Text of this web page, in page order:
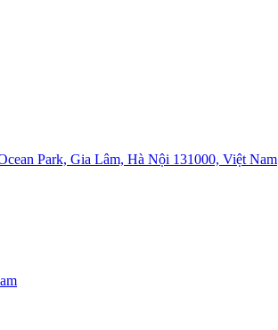
Park, Gia Lâm, Hà Nội 131000, Việt Nam